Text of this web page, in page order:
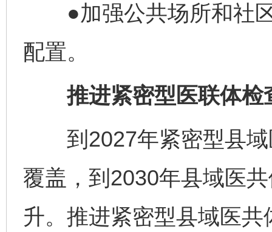
●加强公共场所和社区
配置。
推进紧密型医联体检
到2027年紧密型县域
覆盖，到2030年县域医
升。推进紧密型县域医